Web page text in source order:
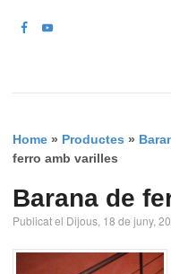
Home » Productes »
ferro amb varilles
Barana de
Publicat el Dijous, 18 de juny,